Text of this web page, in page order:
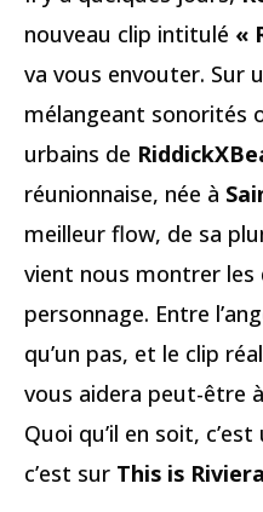
nouveau clip intitulé «
va vous envouter. Sur
mélangeant sonorités
urbains de
réunionnaise, née à
meilleur flow, de sa
vient nous montrer
personnage. Entre
qu’un pas, et le clip
vous aidera peut-être
Quoi qu’il en soit,
c’est sur This is Riviera